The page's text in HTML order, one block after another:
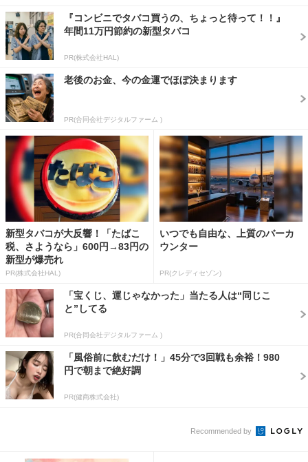
『コンビニでタバコ買うの、ちょっと待って！！』
年間11万円節約の新型タバコ
PR(株式会社HAL)
老後のお金、今の金運でほぼ決まります
PR(合同会社デジタルファーム )
新型タバコが大反響！「たばこ
税、さようなら」600円→83円の
新型が爆売れ
PR(株式会社HAL)
いつでも自由な、上質のバーカ
ウンター
PR(クレディセゾン)
「宝くじ、運じゃなかった」当たる人は“同じこ
と”してる
PR(合同会社デジタルファーム )
「風俗前に飲むだけ！」45分で3回戦も余裕！980
円で朝まで絶好調
PR(健商株式会社)
Recommended by